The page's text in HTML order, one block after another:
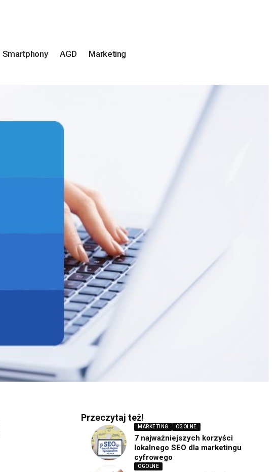
Smartphony AGD Marketing
Przeczytaj też!
MARKETING OGOLNE
7 najważniejszych korzyści
lokalnego SEO dla marketingu
cyfrowego
OGOLNE